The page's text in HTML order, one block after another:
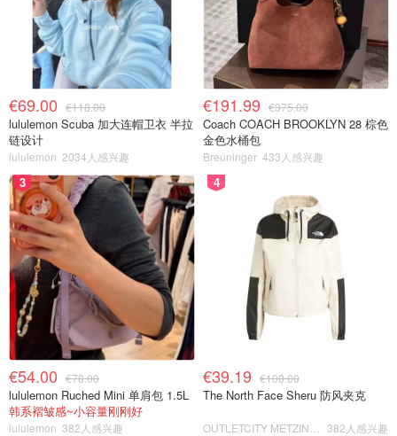
€69.00 €118.00
lululemon Scuba 加大连帽卫衣 半拉
链设计
lululemon 2034人感兴趣
€191.99 €375.00
Coach COACH BROOKLYN 28 棕色
金色水桶包
Breuninger 433人感兴趣
3
€54.00 €78.00
lululemon Ruched Mini 单肩包 1.5L
韩系褶皱感~小容量刚刚好
lululemon 382人感兴趣
4
€39.19 €100.00
The North Face Sheru 防风夹克
382人感兴趣